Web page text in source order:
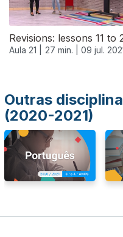
Revisions: lessons 11 to
Aula 21 | 27 min. | 09 jul.
Outras
(2020-2021)